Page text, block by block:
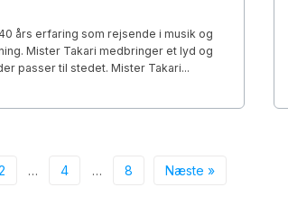
års erfaring som rejsende i musik og
Mister Takari medbringer et lyd og
passer til stedet. Mister Takari...
… 4 … 8 Næste »